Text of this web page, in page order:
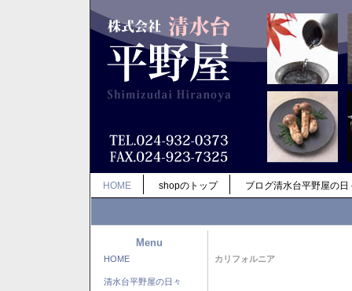
HOME shopのトップ ブログ清水台平野屋の日
Menu
HOME
清水台平野屋の日々
カリフォルニア